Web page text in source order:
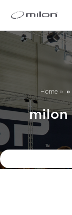
Home »
milon